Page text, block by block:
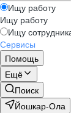
Ищу работу
Ищу работу
Ищу
Сервисы
Помощь
Ещё
Поиск
Йошкар-Ола